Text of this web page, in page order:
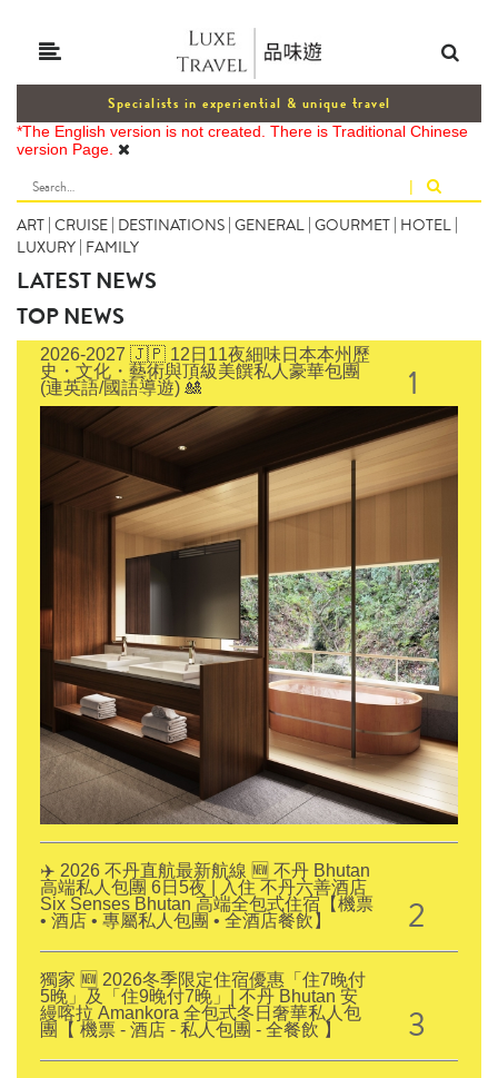
Specialists in experiential & unique travel
*The English version is not created. There is Traditional Chinese
version Page.
|
ART | CRUISE | DESTINATIONS | GENERAL | GOURMET | HOTEL |
LUXURY | FAMILY
LATEST NEWS
TOP NEWS
2026-2027 🇯🇵 12日11夜細味日本本州歷
史・文化・藝術與頂級美饌私人豪華包團
(連英語/國語導遊) 🎎
1
✈️ 2026 不丹直航最新航線 🆕 不丹 Bhutan
高端私人包團 6日5夜 | 入住 不丹六善酒店
Six Senses Bhutan 高端全包式住宿【機票
• 酒店 • 專屬私人包團 • 全酒店餐飲】
2
獨家 🆕 2026冬季限定住宿優惠「住7晚付
5晚」及「住9晚付7晚」| 不丹 Bhutan 安
縵喀拉 Amankora 全包式冬日奢華私人包
團【 機票 - 酒店 - 私人包團 - 全餐飲 】
3